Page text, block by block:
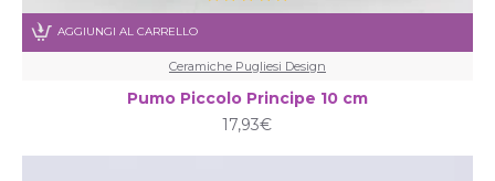
Ceramiche Pugliesi Design
Pumo Piccolo Principe 10 cm
17,93€
AGGIUNGI AL CARRELLO